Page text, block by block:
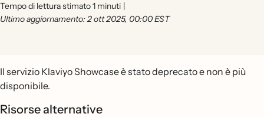
Tempo di lettura stimato 1 minuti |
Ultimo aggiornamento: 2 ott 2025, 00:00 EST
Il servizio Klaviyo Showcase è stato deprecato e non è più
disponibile.
Risorse alternative